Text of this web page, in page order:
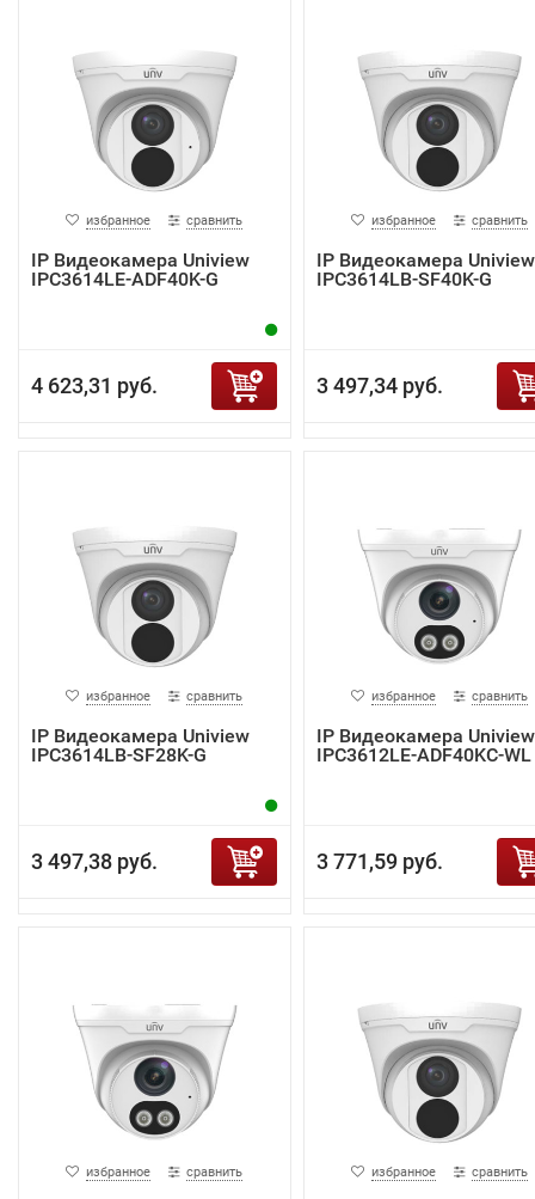
избранное сравнить
IP Видеокамера Uniview
IPC3614LE-ADF40K-G
4 623,31 руб.
избранное сравнить
IP Видеокамера Uniview
IPC3614LB-SF40K-G
3 497,34 руб.
избранное сравнить
IP Видеокамера Uniview
IPC3614LB-SF28K-G
3 497,38 руб.
избранное сравнить
IP Видеокамера Uniview
IPC3612LE-ADF40KC-WL
3 771,59 руб.
избранное сравнить избранное сравнить